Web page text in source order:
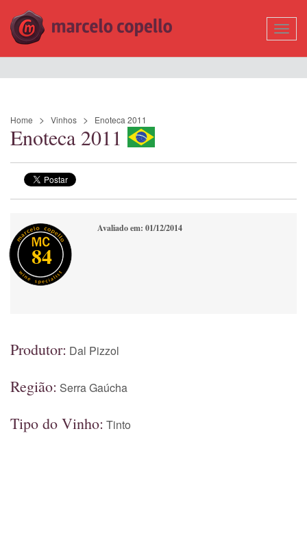
Home Vinhos Enoteca 2011
Enoteca 2011
84
Avaliado em: 01/12/2014
Produtor: Dal Pizzol
Região: Serra Gaúcha
Tipo do Vinho: Tinto